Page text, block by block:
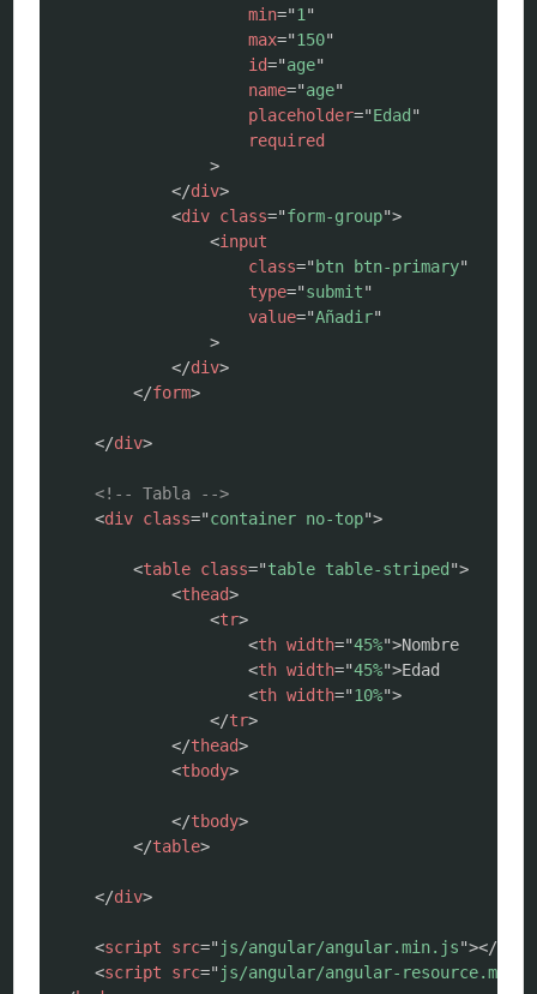
min="1 "
max="150"
id="age"
name="age"
placeholder="Edad "
required
>
</div>
<div class="form-group">
<input
class=" btn btn-primary"
type="submit"
value="Añadir"
>
</div>
</form>
</div>
<!-- Tabla -->
<div class="container no-top">
<table class="table table-striped ">
<thead>
<tr>
<th width="45%">Nombre
<th width="45%">Edad
<th width="10%">
</tr>
</thead>
<tbody>
</tbody>
</table>
</div>
<script src=" js/angular/angular.min.js"></
<script src=" js/angular/angular-